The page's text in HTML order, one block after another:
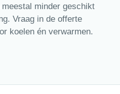
minder geschikt
Vraag in de offerte
koelen én verwarmen.